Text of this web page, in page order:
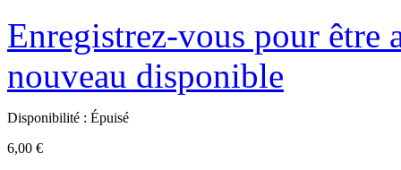
Enregistrez-vous pour être
nouveau disponible
Disponibilité : Épuisé
6,00 €